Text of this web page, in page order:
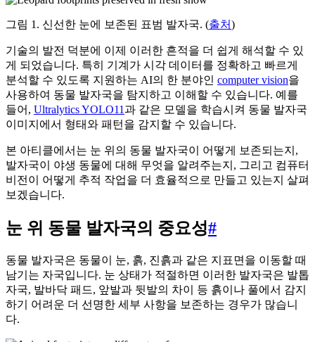
그림 1. 신선한 눈에 보존된 표범 발자국. (출처)
기술의 발전 덕분에 이제 이러한 흔적을 더 쉽게 해석할 수 있
게 되었습니다. 특히 기계가 시각 데이터를 정확하고 빠르게
분석할 수 있도록 지원하는 AI의 한 분야인 computer vision을
사용하여 동물 발자국을 탐지하고 이해할 수 있습니다. 예를
들어, Ultralytics YOLO11과 같은 모델을 학습시켜 동물 발자국
이미지에서 형태와 패턴을 감지할 수 있습니다.
본 아티클에서는 눈 위의 동물 발자국이 어떻게 보존되는지,
발자국이 야생 동물에 대해 무엇을 알려주는지, 그리고 컴퓨터
비전이 어떻게 추적 작업을 더 효율적으로 만들고 있는지 살펴
보겠습니다.
눈 위 동물 발자국의 중요성#
동물 발자국은 동물이 눈, 흙, 진흙과 같은 지표면을 이동할 때
남기는 자국입니다. 눈 상태가 적절하면 이러한 발자국은 발톱
자국, 발바닥 패드, 앞발과 뒷발의 차이 등 흙이나 풀에서 감지
하기 어려운 더 선명한 세부 사항을 보존하는 경우가 많습니
다.